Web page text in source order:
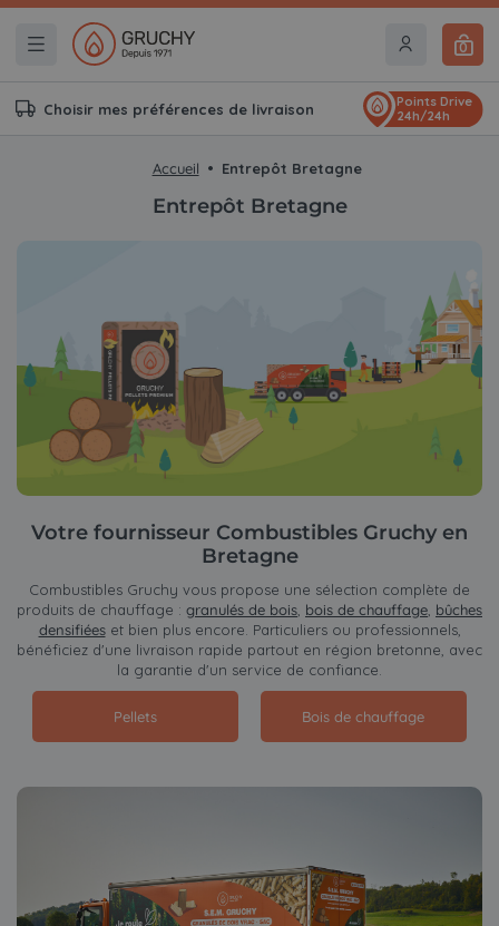
0
Choisir mes préférences de livraison
Points Drive
24h/24h
Accueil Entrepôt Bretagne
Entrepôt Bretagne
Votre fournisseur Combustibles Gruchy en
Bretagne
Combustibles Gruchy vous propose une sélection complète de
produits de chauffage : granulés de bois, bois de chauffage, bûches
densifiéeset bien plus encore. Particuliers ou professionnels,
bénéficiez d'une livraison rapide partout en région bretonne, avec
la garantie d'un service de confiance.
Pellets Bois de chauffage